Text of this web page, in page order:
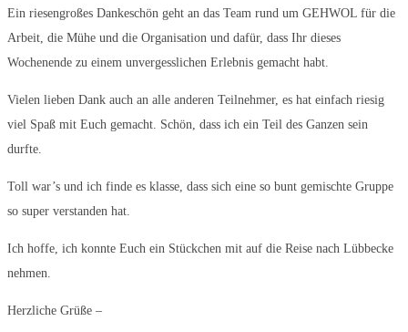
Ein riesengroßes Dankeschön geht an das Team rund um GEHWOL für die
Arbeit, die Mühe und die Organisation und dafür, dass Ihr dieses
Wochenende zu einem unvergesslichen Erlebnis gemacht habt.
Vielen lieben Dank auch an alle anderen Teilnehmer, es hat einfach riesig
viel Spaß mit Euch gemacht. Schön, dass ich ein Teil des Ganzen sein
durfte.
Toll war’s und ich finde es klasse, dass sich eine so bunt gemischte Gruppe
so super verstanden hat.
Ich hoffe, ich konnte Euch ein Stückchen mit auf die Reise nach Lübbecke
nehmen.
Herzliche Grüße –